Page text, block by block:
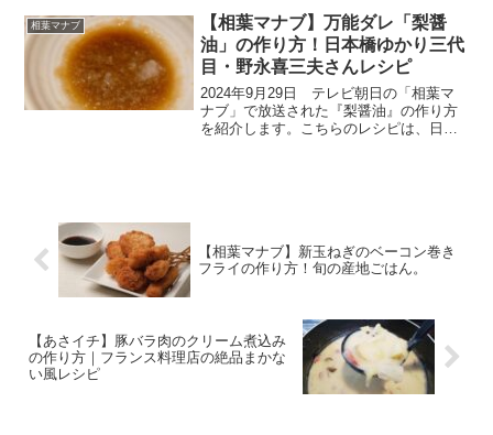
分かれ、道枝君でも食べられちゃうしい
たけアレンジ料理を考え...
相葉マナブ
【相葉マナブ】万能ダレ「梨醤
油」の作り方！日本橋ゆかり三代
目・野永喜三夫さんレシピ
2024年9月29日 テレビ朝日の「相葉マ
ナブ」で放送された『梨醤油』の作り方
を紹介します。こちらのレシピは、日本
【相葉マナブ】新玉ねぎのベーコン巻き
フライの作り方！旬の産地ごはん。
【あさイチ】豚バラ肉のクリーム煮込み
の作り方｜フランス料理店の絶品まかな
い風レシピ